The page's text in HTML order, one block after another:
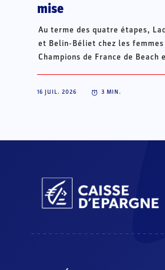
mise
Au terme des quatre étapes,
et Belin-Béliet chez les femmes
Champions de France de
16 JUIL. 2026 3 MIN.